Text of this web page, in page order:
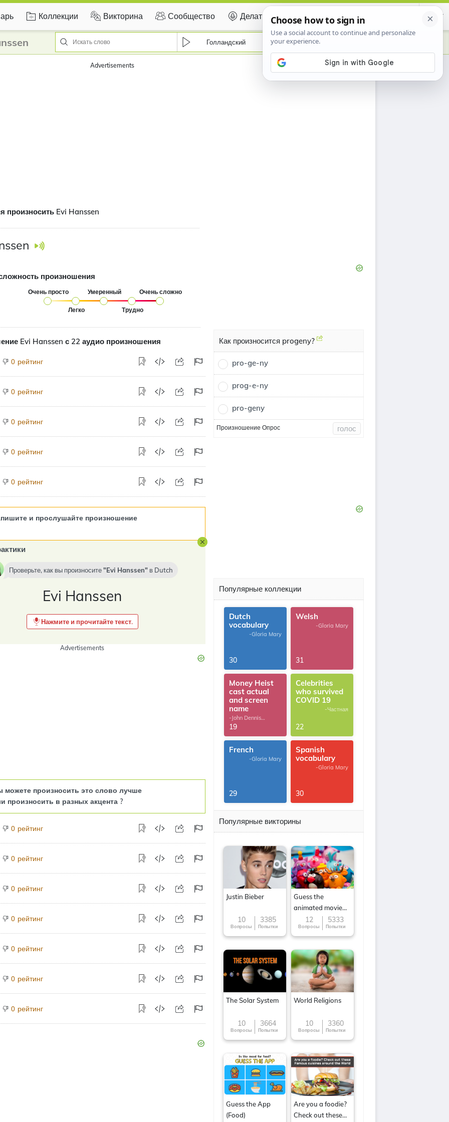
Коллекции Викторина Сообщество Делать вклад Certificate
Голландский
Advertisements
произносить Evi Hanssen
произношения
Очень просто
Легко
Умеренный
Трудно
Очень сложно
Evi Hanssen с 22 аудио произношения
0 рейтинг
0 рейтинг
0 рейтинг
0 рейтинг
0 рейтинг
и прослушайте произношение
Проверьте, как вы произносите Evi Hanssen в Dutch
Evi Hanssen
Нажмите и прочитайте текст.
Advertisements
можете произносить это слово лучше
произносить в разных акцента ?
0 рейтинг
0 рейтинг
0 рейтинг
0 рейтинг
0 рейтинг
0 рейтинг
0 рейтинг
Как произносится progeny?
pro-ge-ny
prog-e-ny
pro-geny
Произношение Опрос голос
Популярные коллекции
Dutch
vocabulary
-Gloria Mary
30
Welsh
-Gloria Mary
31
Money Heist
cast actual
and screen
name
-John Dennis
G.Thomas
19
Celebrities
who survived
COVID 19
-Частная
22
French
-Gloria Mary
29
Spanish
vocabulary
-Gloria Mary
30
Популярные викторины
Justin Bieber
10
Вопросы
3385
Попытки
Guess the
animated movie
character
12
Вопросы
5333
Попытки
The Solar System
10
Вопросы
3664
Попытки
World Religions
10
Вопросы
3360
Попытки
Guess the App
(Food)
Are you a foodie?
Check out these